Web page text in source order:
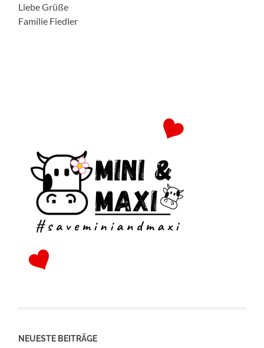
Liebe Grüße
Familie Fiedler
NEUESTE BEITRÄGE